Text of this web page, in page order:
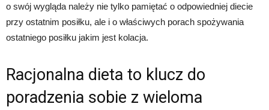
o swój wygląda należy nie tylko pamiętać o odpowiedniej diecie
przy ostatnim posiłku, ale i o właściwych porach spożywania
ostatniego posiłku jakim jest kolacja.
Racjonalna dieta to klucz do
poradzenia sobie z wieloma